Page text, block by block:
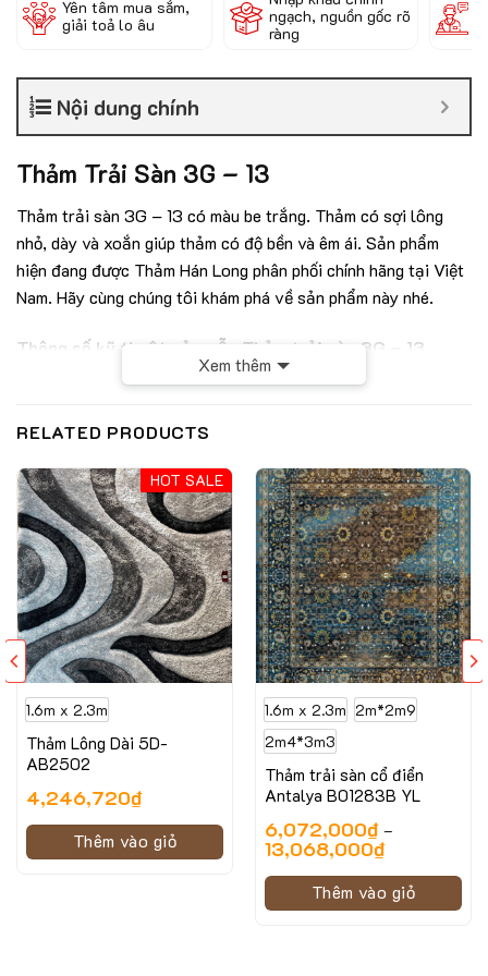
Yên tâm mua sắm,
giải toả lo âu
ngạch, nguồn gốc rõ
ràng
Nội dung chính
Thảm Trải Sàn 3G – 13
Thảm trải sàn 3G – 13 có màu be trắng. Thảm có sợi lông
nhỏ, dày và xoắn giúp thảm có độ bền và êm ái. Sản phẩm
hiện đang được Thảm Hán Long phân phối chính hãng tại Việt
Nam. Hãy cùng chúng tôi khám phá về sản phẩm này nhé.
Thông số kỹ thuật của mẫu Thảm trải sàn 3G – 13
Chất liệu: Polyester
Thảm Sợi lông nhỏ, xoắn, đanh, mật độ sợi dày
Thích hợp trải phòng khách, phòng ngủ
Đặc điểm nổi bật của mẫu Thảm trải sàn 3G – 13
Xem thêm
RELATED PRODUCTS
HOT SALE
1.6m x 2.3m
Thảm Lông Dài 5D-
AB2502
4,246,720₫
Thêm vào giỏ
1.6m x 2.3m 2m*2m9
2m4*3m3
Thảm trải sàn cổ điển
Antalya B01283B YL
6,072,000₫–
13,068,000₫
Thêm vào giỏ